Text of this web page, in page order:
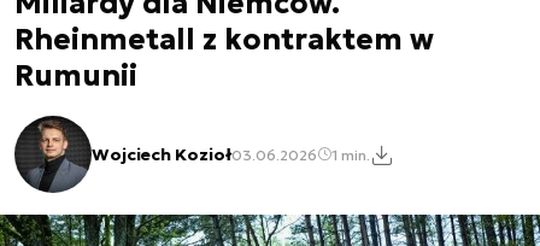
Rheinmetall z kontraktem w
Rumunii
Wojciech Kozioł03.06.2026 1 min.